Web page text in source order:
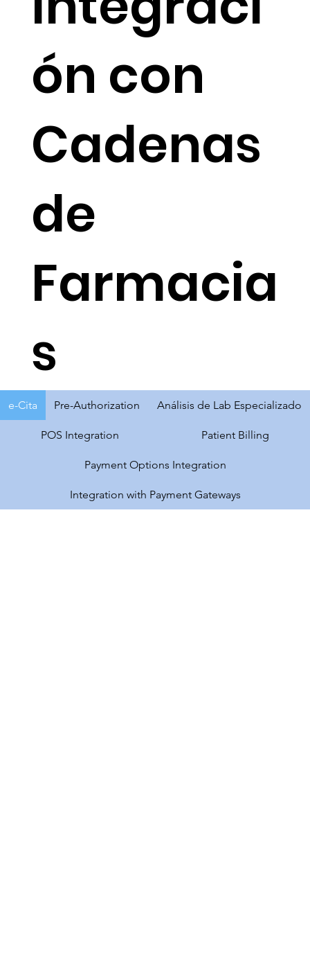
ón con
Cadenas
de
Farmacia
s
e-Cita Pre-Authorization Análisis de Lab Especializado
POS Integration Patient Billing
Payment Options Integration
Integration with Payment Gateways